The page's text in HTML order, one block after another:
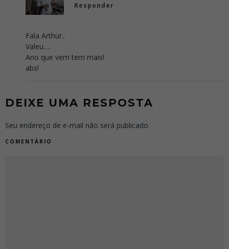
Responder
Fala Arthur..
Valeu….
Ano que vem tem mais!
abs!
DEIXE UMA RESPOSTA
Seu endereço de e-mail não será publicado.
COMENTÁRIO